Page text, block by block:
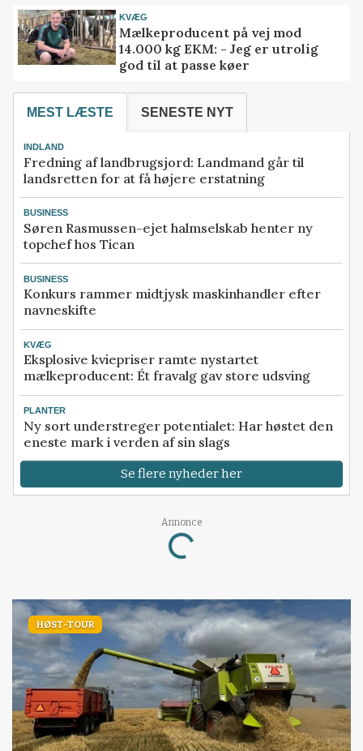
KVÆG
Mælkeproducent på vej mod
14.000 kg EKM: - Jeg er utrolig
god til at passe køer
MEST LÆSTE SENESTE NYT
INDLAND
Fredning af landbrugsjord: Landmand går til
landsretten for at få højere erstatning
BUSINESS
Søren Rasmussen-ejet halmselskab henter ny
topchef hos Tican
BUSINESS
Konkurs rammer midtjysk maskinhandler efter
navneskifte
KVÆG
Eksplosive kviepriser ramte nystartet
mælkeproducent: Ét fravalg gav store udsving
PLANTER
Ny sort understreger potentialet: Har høstet den
eneste mark i verden af sin slags
Se flere nyheder her
Annonce
Loading...
HØST-TOUR